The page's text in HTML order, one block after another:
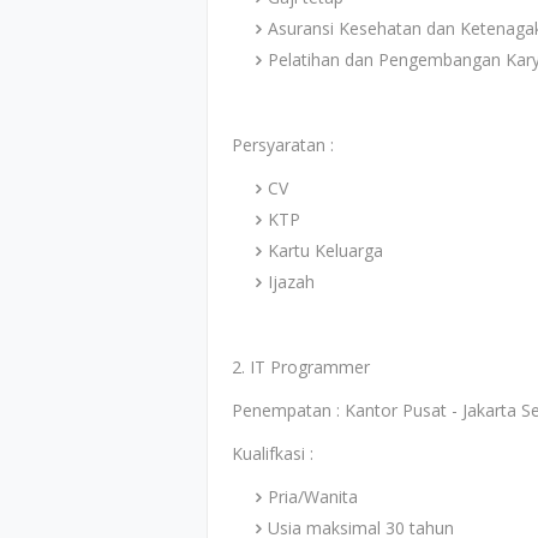
Asuransi Kesehatan dan
Pelatihan dan Pengembangan
Persyaratan :
CV
KTP
Kartu Keluarga
Ijazah
2. IT Programmer
Penempatan : Kantor Pusat - Jakarta
Kualifkasi :
Pria/Wanita
Usia maksimal 30 tahun